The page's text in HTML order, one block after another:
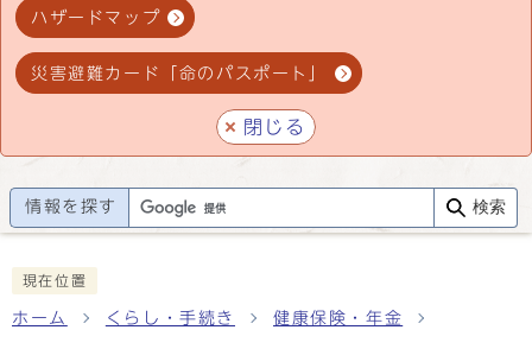
ハザードマップ
災害避難カード「命のパスポート」
閉じる
情報を探す 検索
現在位置
ホーム くらし・手続き 健康保険・年金